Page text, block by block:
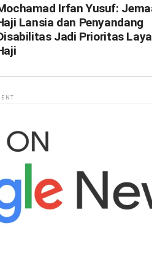
Irfan Yusuf:
Lansia dan Penyandang
Jadi Prioritas